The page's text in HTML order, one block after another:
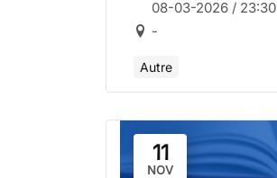
08-03-2026 / 23:30
-
Autre
11
NOV